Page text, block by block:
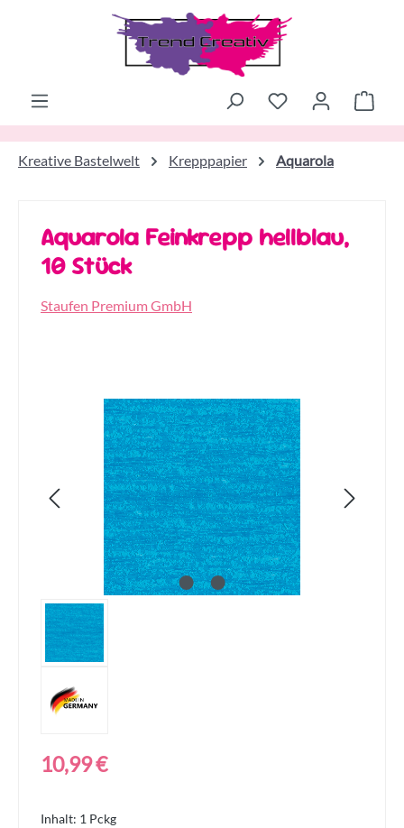
Zum Hauptinhalt springen
Kreative Bastelwelt Krepppapier Aquarola
Aquarola Feinkrepp hellblau,
10 Stück
Staufen Premium GmbH
Bildergalerie überspringen
Regulärer Preis:
10,99 €
Inhalt: 1 Pckg